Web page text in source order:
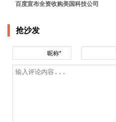
百度宣布全资收购美国科技公司
抢沙发
昵称*